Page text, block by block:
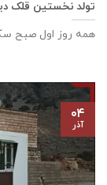
تولد نخستین قلک
همه روز اول صبح
۰۴
آذر